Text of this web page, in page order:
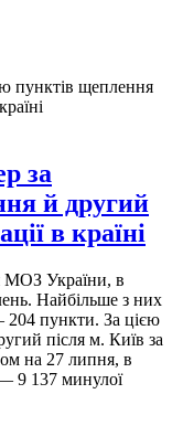
за
й другий
в країні
МОЗ України, в
Найбільше з них
204 пункти. За цією
після м. Київ за
на 27 липня, в
9 137 минулої